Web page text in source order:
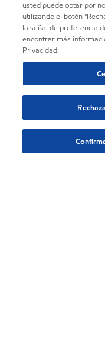
usted puede optar por
utilizando el botón
la señal de preferencia
encontrar más
Privacidad.